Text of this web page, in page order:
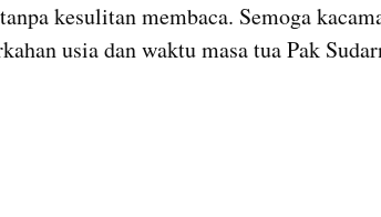
kesulitan membaca. Semoga
usia dan waktu masa tua Pak